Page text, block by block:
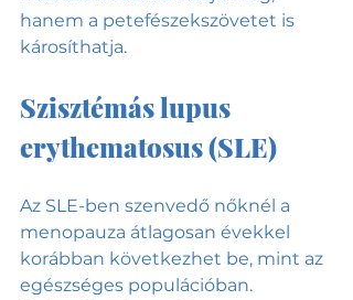
hanem a petefészekszövetet is
károsíthatja.
Szisztémás lupus
erythematosus (SLE)
Az SLE-ben szenvedő nőknél a
menopauza átlagosan évekkel
korábban következhet be, mint az
egészséges populációban.